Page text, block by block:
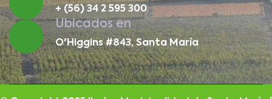
+ (56) 34 2 595 300
Ubicados en
O'Higgins #843, Santa María